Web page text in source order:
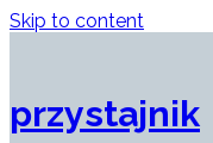
Skip to content
przystajnik